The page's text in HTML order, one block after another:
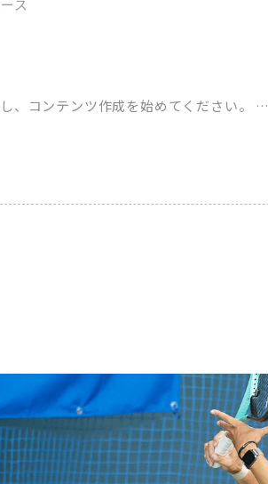
ス
、コンテンツ作成を始めてください。 …